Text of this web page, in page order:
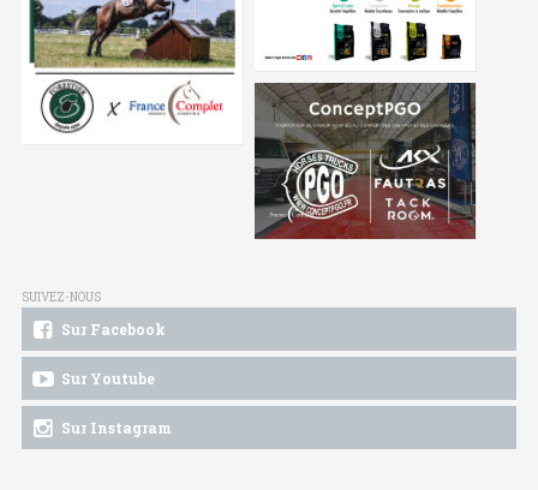
SUIVEZ-NOUS
Sur Facebook
Sur Youtube
Sur Instagram